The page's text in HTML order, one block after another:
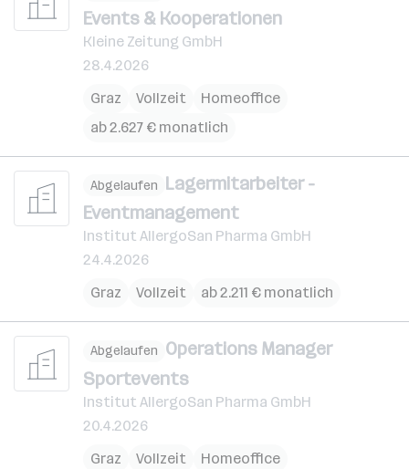
Events & Kooperationen
Kleine Zeitung GmbH
28.4.2026
Graz
Vollzeit
Homeoffice
ab 2.627 € monatlich
Abgelaufen Lagermitarbeiter -
Eventmanagement
Institut AllergoSan Pharma GmbH
24.4.2026
Graz
Vollzeit ab 2.211 € monatlich
Abgelaufen Operations Manager
Sportevents
Institut AllergoSan Pharma GmbH
20.4.2026
Graz
Vollzeit
Homeoffice